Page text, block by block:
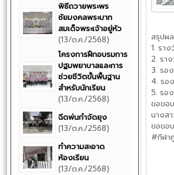
พิธีถวายพระพร
ชัยมงคลพระบาท
สมเด็จพระเจ้าอยู่หัว
(13/ต.ค./2568)
โครงการฝึกอบรมการ
ปฐมพยาบาลและการ
ช่วยชีวิตขั้นพื้นฐาน
สำหรับนักเรียน
(13/ต.ค./2568)
ฉีดพ่นกำจัดยุง
(13/ต.ค./2568)
ทำความสะอาด
ห้องเรียน
(13/ต.ค./2568)
สรุปผ
1. รา
2. รา
3. รอ
4. รอ
5. รอ
ขอขอ
นางส
ขอขอ
#กีฬา